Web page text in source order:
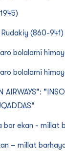
(860-941)
bolalarni
bolalarni
AIRWAYS":
bor ekan - millat
– millat